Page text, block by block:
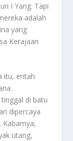
I Yang. Tapi
adalah
yang
Kerajaan
itu, entah
di batu
dipercaya
Kabarnya,
utang,